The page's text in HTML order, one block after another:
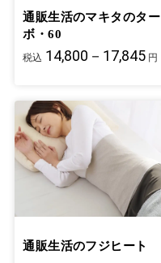
通販生活のマキタのター
ボ・60
税込 14,800－17,845 円
通販生活のフジヒート